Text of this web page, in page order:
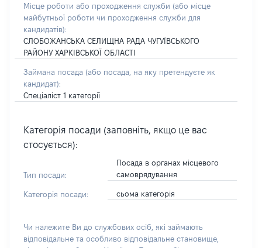
Місце роботи або проходження служби (або місце
майбутньої роботи чи проходження служби для
кандидатів):
СЛОБОЖАНСЬКА СЕЛИЩНА РАДА ЧУГУЇВСЬКОГО
РАЙОНУ ХАРКІВСЬКОЇ ОБЛАСТІ
Займана посада (або посада, на яку претендуєте як
кандидат):
Спеціаліст 1 категорії
Категорія посади (заповніть, якщо це вас
стосується):
Тип посади:
Посада в органах місцевого
самоврядування
Категорія посади: сьома категорія
Чи належите Ви до службових осіб, які займають
відповідальне та особливо відповідальне становище,